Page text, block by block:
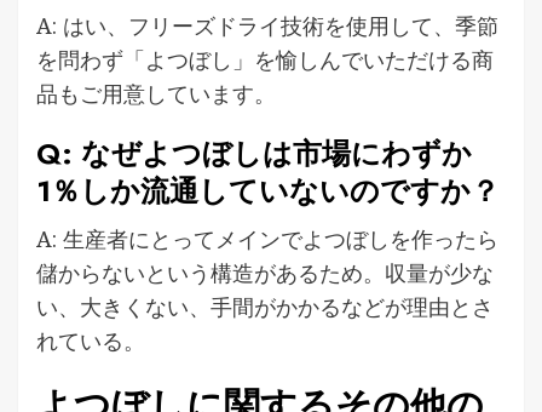
A: はい、フリーズドライ技術を使用して、季節
を問わず「よつぼし」を愉しんでいただける商
品もご用意しています。
Q: なぜよつぼしは市場にわずか
1％しか流通していないのですか？
A: 生産者にとってメインでよつぼしを作ったら
儲からないという構造があるため。収量が少な
い、大きくない、手間がかかるなどが理由とさ
れている。